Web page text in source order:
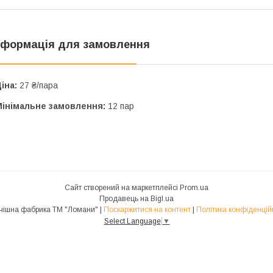
для замовлення
27 ₴/пара
замовлення: 12 пар
Сайт створений на маркетплейсі Prom.ua
Продавець на Bigl.ua
Поскаржитися на контент
Політика
Select Language ▼